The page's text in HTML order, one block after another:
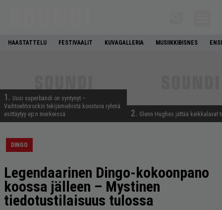
HAASTATTELU FESTIVAALIT KUVAGALLERIA MUSIIKKIBISNES
1. Uusi superbändi on syntynyt –
Vaihtoehtorockin tekijämiehistä koostuva ryhmä
esittäytyy ep:n merkeissä
2. Glenn Hughes jättää keikkalavat
DINGO
Legendaarinen Dingo-kokoonpano
koossa jälleen – Mystinen
tiedotustilaisuus tulossa